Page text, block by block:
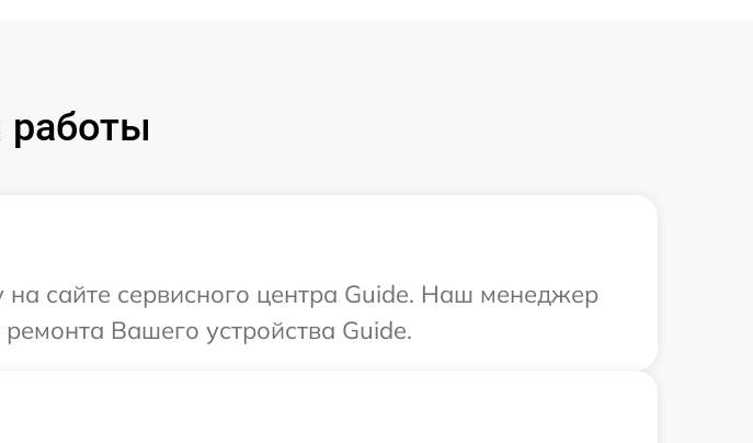
сайте сервисного центра Guide. Наш менеджер
Вашего устройства Guide.